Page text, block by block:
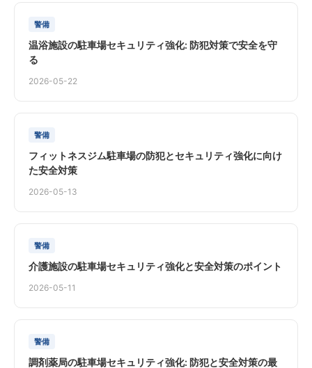
警備
温浴施設の駐車場セキュリティ強化: 防犯対策で安全を守
る
2026-05-22
警備
フィットネスジム駐車場の防犯とセキュリティ強化に向け
た安全対策
2026-05-13
警備
介護施設の駐車場セキュリティ強化と安全対策のポイント
2026-05-11
警備
調剤薬局の駐車場セキュリティ強化: 防犯と安全対策の最